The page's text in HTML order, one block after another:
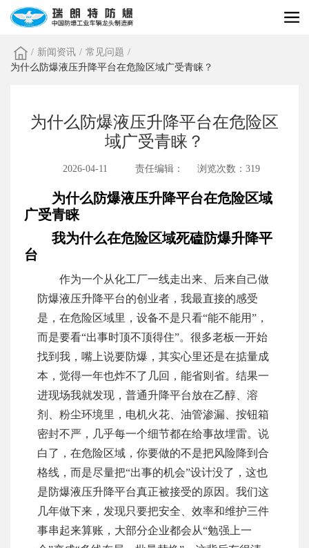
/ 新闻资讯 / 常见问题 /
为什么防爆液压升降平台在危险区域广受青睐？
为什么防爆液压升降平台在危险区
域广受青睐？
2026-04-11 责任编辑： 浏览次数：319
为什么防爆液压升降平台在危险区域
广受青睐
我为什么在危险区域死磕防爆升降平
台
作为一个从化工厂一线走出来、后来自己做
防爆液压升降平台的创业者，我最直接的感受
是，在危险区域里，设备不是只看“能不能用”，
而是要看“出事时顶不顶得住”。很多老板一开始
找到我，嘴上说要防爆，其实心里还是在掂量成
本，觉得一年也炸不了几回，能省则省。结果一
进现场我就发现，普通升降平台放在乙醇、溶
剂、粉尘环境里，电机火花、油管渗漏、按钮箱
密封不严，几乎每一个细节都在给事故埋雷。说
白了，在危险区域，你要做的不是把风险降到合
格线，而是尽量把“出事的机会”设计没了，这也
是防爆液压升降平台真正被接受的原因。我们这
几年做下来，发现只要把安全、效率和维护三件
事串起来算账，大部分企业都会从“勉强上一